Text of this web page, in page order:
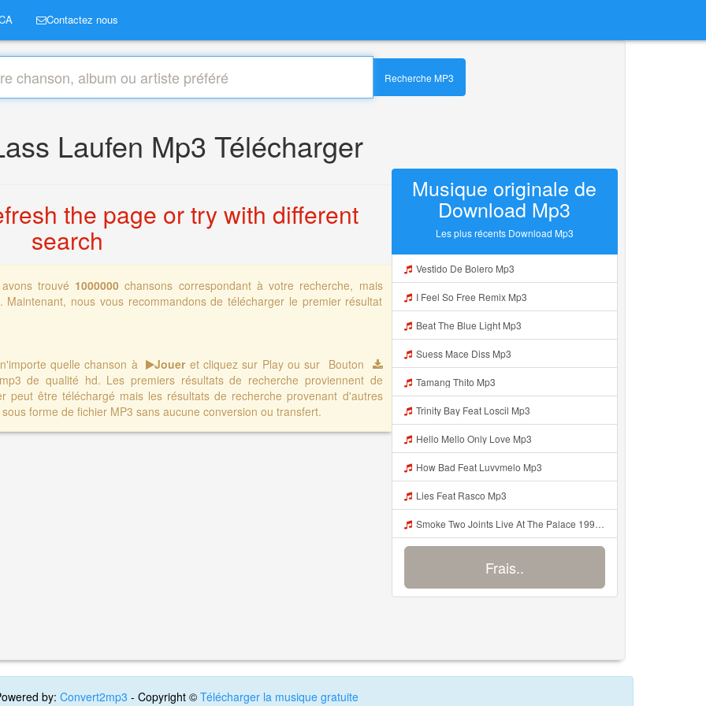
Contactez nous
Recherche MP3
Laufen Mp3 Télécharger
the page or try with different
search
trouvé 1000000chansons correspondant à votre recherche, mais
nous vous recommandons de télécharger le premier résultat
quelle chanson à Jouer et cliquez sur Play ou sur Bouton
de qualité hd. Les premiers résultats de recherche proviennent de
peut être téléchargé mais les résultats de recherche provenant d'autres
forme de fichier MP3 sans aucune conversion ou transfert.
Musique originale de
Download Mp3
Les plus récents Download Mp3
Vestido De Bolero Mp3
I Feel So Free Remix Mp3
Beat The Blue Light Mp3
Suess Mace Diss Mp3
Tamang Thito Mp3
Trinity Bay Feat Loscil Mp3
Hello Mello Only Love Mp3
How Bad Feat Luvvmelo Mp3
Lies Feat Rasco Mp3
Smoke Two Joints Live At The Palace 1995 Mp3
Frais..
by: Convert2mp3 - Copyright © Télécharger la musique gratuite